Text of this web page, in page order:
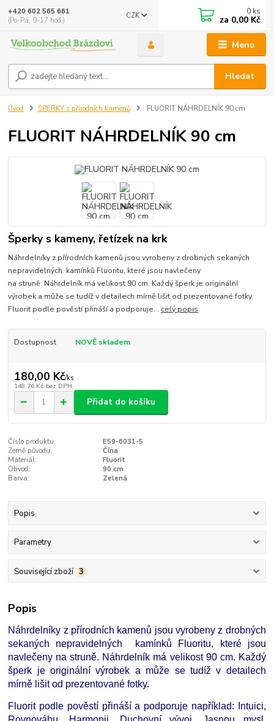
Menu
CZK
Hledat
+420 602 565 661
(Po-Pá, 9-17 hod.)
0 ks
za 0,00 Kč
Úvod ŠPERKY z přírodních kamenů FLUORIT NÁHRDELNÍK 90 cm
FLUORIT NÁHRDELNÍK 90 cm
Šperky s kameny, řetízek na krk
Náhrdelníky z přírodních kamenů jsou vyrobeny z drobných sekaných
nepravidelných kamínků Fluoritu, které jsou navlečeny
na struně. Náhrdelník má velikost 90 cm. Každý šperk je originální
výrobek a může se tudíž v detailech mírně lišit od prezentované fotky.
Fluorit podle pověstí přináší a podporuje... celý popis
Dostupnost NOVĚ skladem
180,00 Kč/ks
148,76 Kč bez DPH
Přidat do košíku
Číslo produktu:
E59-6031-5
Země původu:
Čína
Materiál:
Fluorit
Obvod:
90 cm
Barva:
Zelená
Popis
Parametry
Související zboží 3
Popis
Náhrdelníky z přírodních kamenů jsou vyrobeny z drobných
sekaných nepravidelných kamínků Fluoritu, které jsou
navlečeny na struně. Náhrdelník má velikost 90 cm. Každý
šperk je originální výrobek a může se tudíž v detailech
mírně lišit od prezentované fotky.
Fluorit podle pověstí přináší a podporuje například: Intuici,